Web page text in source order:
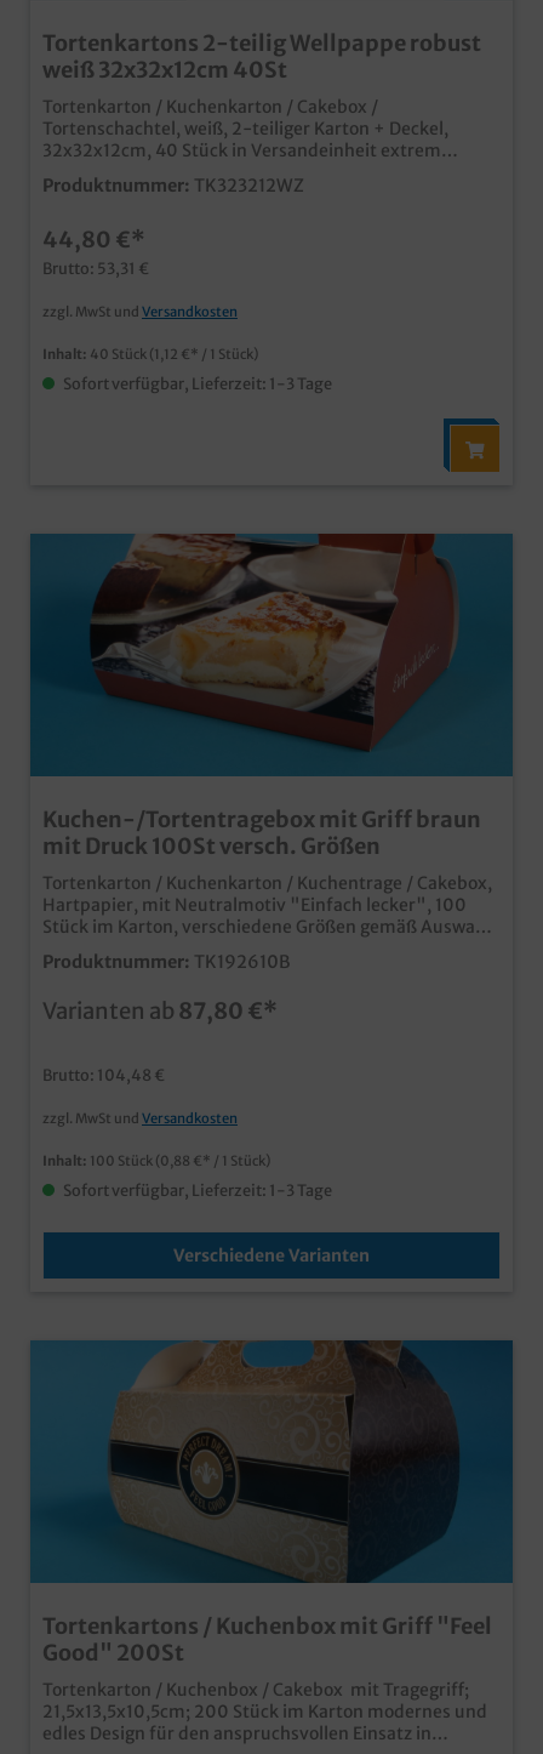
Tortenkartons 2-teilig Wellpappe robust
weiß 32x32x12cm 40St
Tortenkarton / Kuchenkarton / Cakebox /
Tortenschachtel, weiß, 2-teiliger Karton + Deckel,
32x32x12cm, 40 Stück in Versandeinheit extrem
stabiler Tortenkarton aus Wellpappe praktische
Zweiteilung aus Karton und Deckel natürlich
Konditoreibedarf für Großverbraucher auch individuell
bedruckbar, unser Kundenservice berät Sie gern
Produktnummer: TK323212WZ
44,80 €*
Brutto: 53,31 €
zzgl. MwSt und Versandkosten
Inhalt: 40 Stück (1,12 €* / 1 Stück)
Sofort verfügbar, Lieferzeit: 1-3 Tage
Kuchen-/Tortentragebox mit Griff braun
mit Druck 100St versch. Größen
Tortenkarton / Kuchenkarton / Kuchentrage / Cakebox,
Hartpapier, mit Neutralmotiv "Einfach lecker", 100
Stück im Karton, verschiedene Größen gemäß Auswahl
praktische Tragebox für den Verkauf von Kuchen und
Gebäck verschiedene Größen, ideal für Kuchenteller
KundenTortenkarton und Tragetaschen in einem ab
Produktnummer: TK192610B
Varianten ab 87,80 €*
Brutto: 104,48 €
zzgl. MwSt und Versandkosten
Inhalt: 100 Stück (0,88 €* / 1 Stück)
Sofort verfügbar, Lieferzeit: 1-3 Tage
Verschiedene Varianten
Tortenkartons / Kuchenbox mit Griff "Feel
Good" 200St
Tortenkarton / Kuchenbox / Cakebox mit Tragegriff;
21,5x13,5x10,5cm; 200 Stück im Karton modernes und
edles Design für den anspruchsvollen Einsatz in